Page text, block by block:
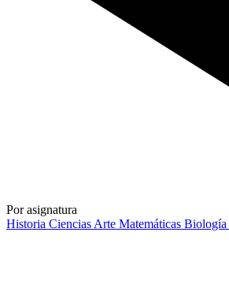
Por asignatura
Historia Ciencias Arte Matemáticas Biología